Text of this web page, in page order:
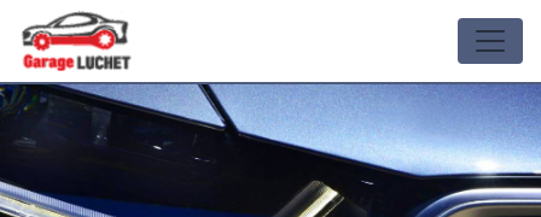
Panneau de gestion des cookies